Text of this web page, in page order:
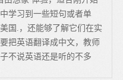
学习到一些短句或者单
国.，还能够了解它们在实
把英语翻译成中文，教师
不说英语还是听的不多